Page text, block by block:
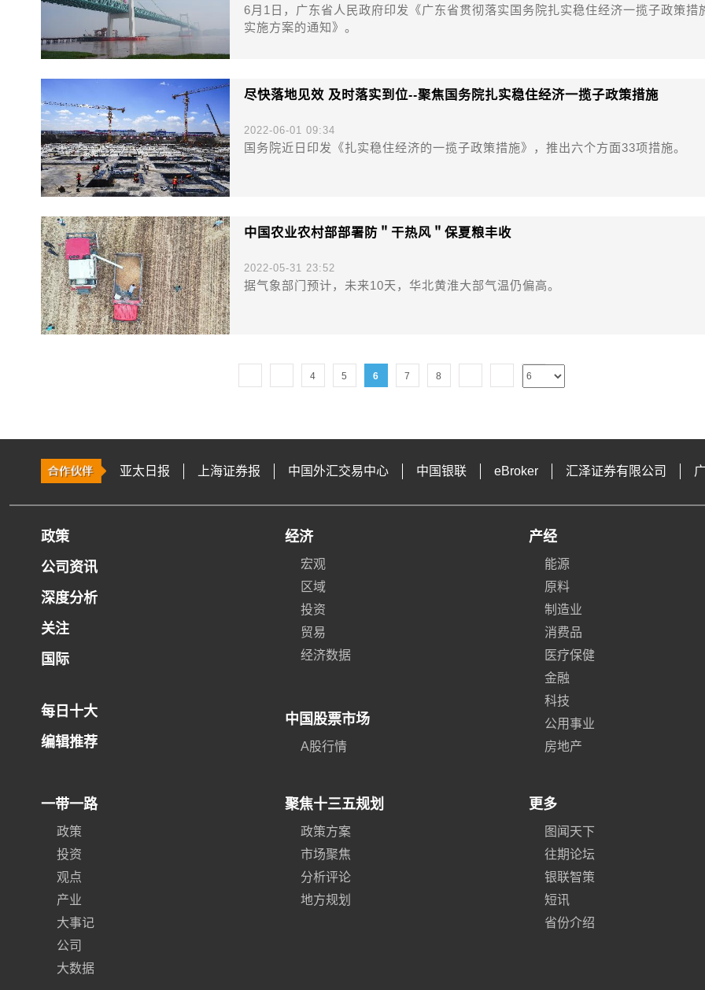
6月1日，广东省人民政府印发《广东省贯彻落实国务院扎实稳住经济一揽子政策措
实施方案的通知》。
尽快落地见效 及时落实到位--聚焦国务院扎实稳住经济一揽子政策措施
2022-06-01 09:34
国务院近日印发《扎实稳住经济的一揽子政策措施》，推出六个方面33项措施。
中国农业农村部部署防＂干热风＂保夏粮丰收
2022-05-31 23:52
据气象部门预计，未来10天，华北黄淮大部气温仍偏高。
4 5 6 7 8
亚太日报 上海证券报 中国外汇交易中心 中国银联 eBroker 汇泽证券有限公司
政策
公司资讯
深度分析
关注
国际
每日十大
编辑推荐
经济
宏观
区域
投资
贸易
经济数据
中国股票市场
A股行情
产经
能源
原料
制造业
消费品
医疗保健
金融
科技
公用事业
房地产
一带一路
政策
投资
观点
产业
大事记
公司
大数据
聚焦十三五规划
政策方案
市场聚焦
分析评论
地方规划
更多
图闻天下
往期论坛
银联智策
短讯
省份介绍